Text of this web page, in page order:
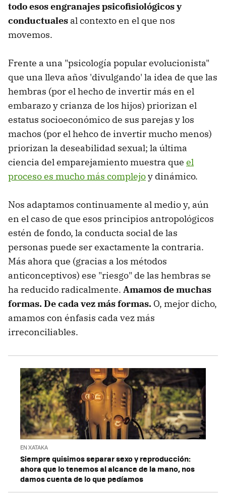
todo esos engranajes psicofisiológicos y
conductuales al contexto en el que nos
movemos.
Frente a una "psicología popular evolucionista"
que una lleva años 'divulgando' la idea de que las
hembras (por el hecho de invertir más en el
embarazo y crianza de los hijos) priorizan el
estatus socioeconómico de sus parejas y los
machos (por el hehco de invertir mucho menos)
priorizan la deseabilidad sexual; la última
ciencia del emparejamiento muestra que el
proceso es mucho más complejoy dinámico.
Nos adaptamos continuamente al medio y, aún
en el caso de que esos principios antropológicos
estén de fondo, la conducta social de las
personas puede ser exactamente la contraria.
Más ahora que (gracias a los métodos
anticonceptivos) ese "riesgo" de las hembras se
ha reducido radicalmente. Amamos de muchas
formas. De cada vez más formas. O, mejor dicho,
amamos con énfasis cada vez más
irreconciliables.
EN XATAKA
Siempre quisimos separar sexo y reproducción:
ahora que lo tenemos al alcance de la mano, nos
damos cuenta de lo que pedíamos